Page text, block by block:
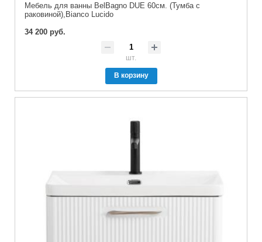
Мебель для ванны BelBagno DUE 60см. (Тумба с
раковиной),Bianco Lucido
34 200 руб.
шт.
В корзину